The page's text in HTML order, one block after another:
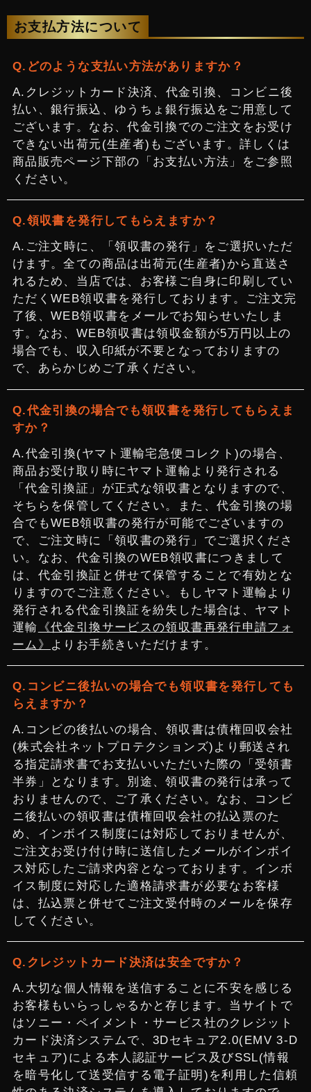
お支払方法について
どのような支払い方法がありますか？
クレジットカード決済、代金引換、コンビニ後
払い、銀行振込、ゆうちょ銀行振込をご用意して
ございます。なお、代金引換でのご注文をお受け
できない出荷元(生産者)もございます。詳しくは
商品販売ページ下部の「お支払い方法」をご参照
ください。
領収書を発行してもらえますか？
ご注文時に、「領収書の発行」をご選択いただ
けます。全ての商品は出荷元(生産者)から直送さ
れるため、当店では、お客様ご自身に印刷してい
ただくWEB領収書を発行しております。ご注文完
了後、WEB領収書をメールでお知らせいたしま
す。なお、WEB領収書は領収金額が5万円以上の
場合でも、収入印紙が不要となっておりますの
で、あらかじめご了承ください。
代金引換の場合でも領収書を発行してもらえま
すか？
代金引換(ヤマト運輸宅急便コレクト)の場合、
商品お受け取り時にヤマト運輸より発行される
「代金引換証」が正式な領収書となりますので、
そちらを保管してください。また、代金引換の場
合でもWEB領収書の発行が可能でございますの
で、ご注文時に「領収書の発行」でご選択くださ
い。なお、代金引換のWEB領収書につきまして
は、代金引換証と併せて保管することで有効とな
りますのでご注意ください。もしヤマト運輸より
発行される代金引換証を紛失した場合は、ヤマト
運輸
《代金引換サービスの領収書再発行申請フォ
ーム》 よりお手続きいただけます。
コンビニ後払いの場合でも領収書を発行しても
らえますか？
コンビの後払いの場合、領収書は債権回収会社
(株式会社ネットプロテクションズ)より郵送され
る指定請求書でお支払いいただいた際の「受領書
半券」となります。別途、領収書の発行は承って
おりませんので、ご了承ください。なお、コンビ
ニ後払いの領収書は債権回収会社の払込票のた
め、インボイス制度には対応しておりませんが、
ご注文お受け付け時に送信したメールがインボイ
ス対応したご請求内容となっております。インボ
イス制度に対応した適格請求書が必要なお客様
は、払込票と併せてご注文受付時のメールを保存
してください。
クレジットカード決済は安全ですか？
大切な個人情報を送信することに不安を感じる
お客様もいらっしゃるかと存じます。当サイトで
はソニー・ペイメント・サービス社のクレジット
カード決済システムで、3Dセキュア2.0(EMV 3-D
セキュア)による本人認証サービス及びSSL(情報
を暗号化して送受信する電子証明)を利用した信頼